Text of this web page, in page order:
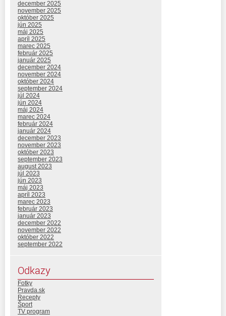
december 2025
november 2025
október 2025
jún 2025
máj 2025
apríl 2025
marec 2025
február 2025
január 2025
december 2024
november 2024
október 2024
september 2024
júl 2024
jún 2024
máj 2024
marec 2024
február 2024
január 2024
december 2023
november 2023
október 2023
september 2023
august 2023
júl 2023
jún 2023
máj 2023
apríl 2023
marec 2023
február 2023
január 2023
december 2022
november 2022
október 2022
september 2022
Odkazy
Fotky
Pravda.sk
Recepty
Šport
TV program